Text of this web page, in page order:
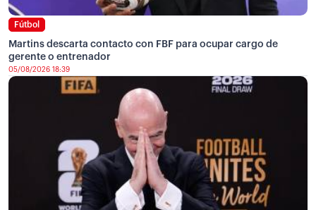
Fútbol
Martins descarta contacto con FBF para ocupar cargo de
gerente o entrenador
05/08/2026 18:39